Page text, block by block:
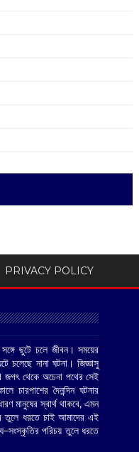
PRIVACY POLICY
ছুটে চলে জীবন। সময়ের
চলেছে নানা ঘটনা। জিজ্ঞাসু
জগৎ থেকে অচেনা পথের সেই
চারপাশের দৈনন্দিন ঘটনার
মানুষের স্বার্থ থাকবে, এমন
ধরতে চাই আমাদের এই
পরিচয় তুলে ধরতে